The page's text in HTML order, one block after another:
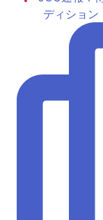
ディション